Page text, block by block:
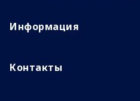
Информация
Контакты